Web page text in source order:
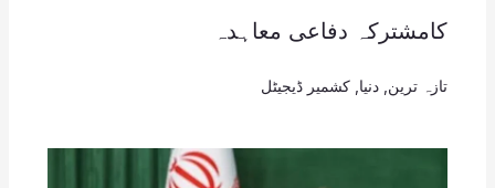
کامشترکہ دفاعی معاہدہ
تازہ ترین دنیا کشمیر ڈیجیٹل